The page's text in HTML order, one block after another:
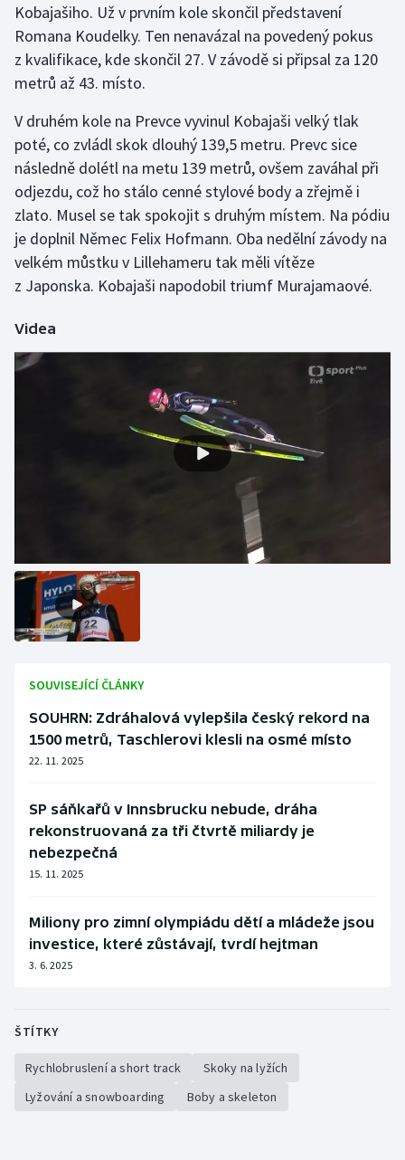
Kobajašiho. Už v prvním kole skončil představení
Romana Koudelky. Ten nenavázal na povedený pokus
z kvalifikace, kde skončil 27. V závodě si připsal za 120
metrů až 43. místo.
V druhém kole na Prevce vyvinul Kobajaši velký tlak
poté, co zvládl skok dlouhý 139,5 metru. Prevc sice
následně dolétl na metu 139 metrů, ovšem zaváhal při
odjezdu, což ho stálo cenné stylové body a zřejmě i
zlato. Musel se tak spokojit s druhým místem. Na pódiu
je doplnil Němec Felix Hofmann. Oba nedělní závody na
velkém můstku v Lillehameru tak měli vítěze
z Japonska. Kobajaši napodobil triumf Murajamaové.
Videa
SOUVISEJÍCÍ ČLÁNKY
SOUHRN: Zdráhalová vylepšila český rekord na
1500 metrů, Taschlerovi klesli na osmé místo
22. 11. 2025
SP sáňkařů v Innsbrucku nebude, dráha
rekonstruovaná za tři čtvrtě miliardy je
nebezpečná
15. 11. 2025
Miliony pro zimní olympiádu dětí a mládeže jsou
investice, které zůstávají, tvrdí hejtman
3. 6. 2025
ŠTÍTKY
Rychlobruslení a short track
Skoky na lyžích
Lyžování a snowboarding
Boby a skeleton